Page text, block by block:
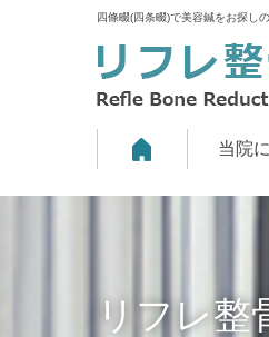
四條畷(四条畷)で美容鍼をお探し
当院
リフレ整